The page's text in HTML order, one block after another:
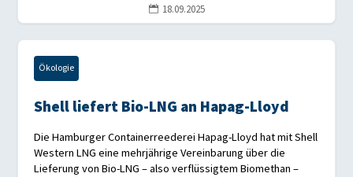
 18.09.2025
Ökologie
Shell liefert Bio-LNG an Hapag-Lloyd
Die Hamburger Containerreederei Hapag-Lloyd hat mit Shell
Western LNG eine mehrjährige Vereinbarung über die
Lieferung von Bio-LNG – also verflüssigtem Biomethan –